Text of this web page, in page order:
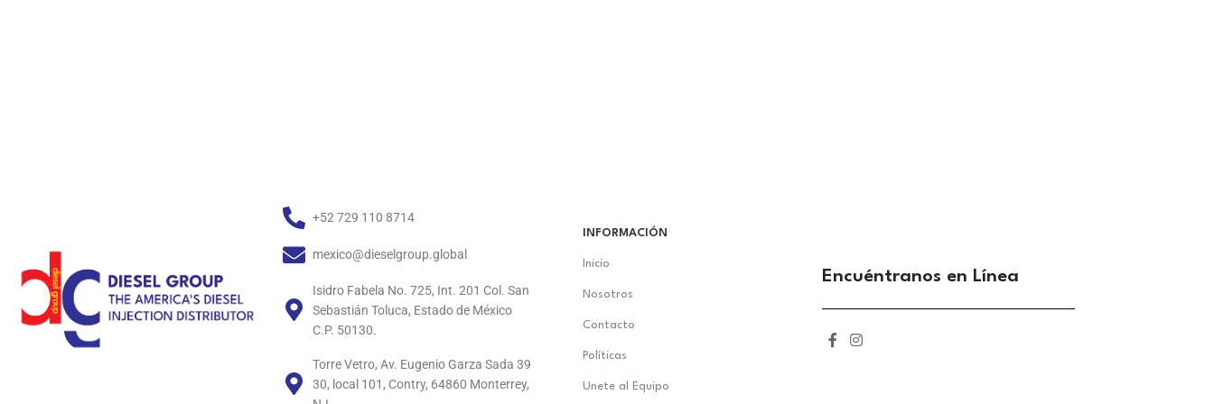
+52 729 110 8714
mexico@dieselgroup.global
Isidro Fabela No. 725, Int. 201 Col. San
Sebastián Toluca, Estado de México
C.P. 50130.
Torre Vetro, Av. Eugenio Garza Sada 39
30, local 101, Contry, 64860 Monterrey,
INFORMACIÓN
Inicio
Nosotros
Contacto
Políticas
Unete al Equipo
Encuéntranos en Línea